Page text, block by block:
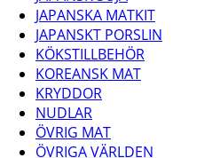
JAPANSKA MATKIT
JAPANSKT PORSLIN
KÖKSTILLBEHÖR
KOREANSK MAT
KRYDDOR
NUDLAR
ÖVRIG MAT
ÖVRIGA VÄRLDEN